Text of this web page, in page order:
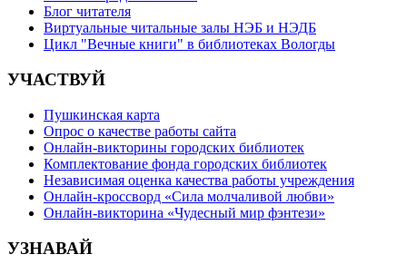
Блог читателя
Виртуальные читальные залы НЭБ и НЭДБ
Цикл "Вечные книги" в библиотеках Вологды
УЧАСТВУЙ
Пушкинская карта
Опрос о качестве работы сайта
Онлайн-викторины городских библиотек
Комплектование фонда городских библиотек
Независимая оценка качества работы учреждения
Онлайн-кроссворд «Сила молчаливой любви»
Онлайн-викторина «Чудесный мир фэнтези»
УЗНАВАЙ